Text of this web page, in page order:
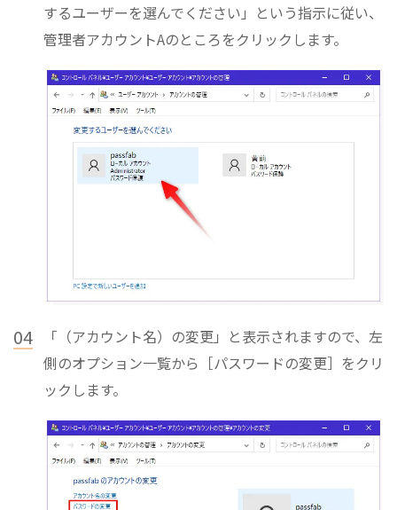
するユーザーを選んでください」という指示に従い、
管理者アカウントAのところをクリックします。
04
「（アカウント名）の変更」と表示されますので、左
側のオプション一覧から［パスワードの変更］をクリ
ックします。